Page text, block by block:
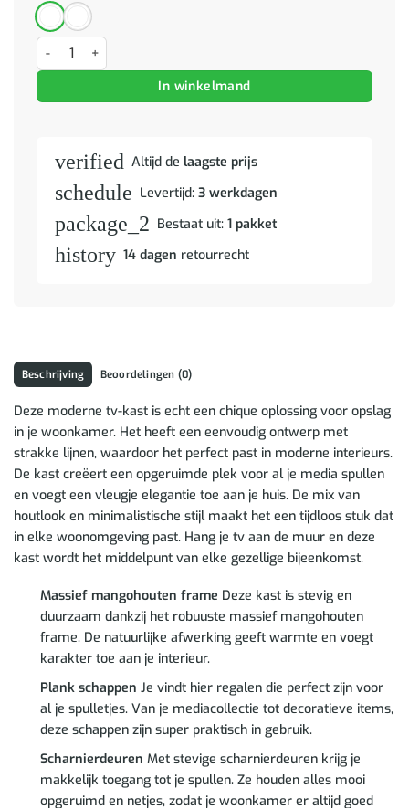
TV-kast met plank Acacia Bruine Afwerking 105 x 33,5 x 46 cm
In winkelmand
verified Altijd de laagste prijs
schedule Levertijd: 3 werkdagen
package_2 Bestaat uit: 1 pakket
history 14 dagen retourrecht
Beschrijving Beoordelingen (0)
Deze moderne tv-kast is echt een chique oplossing voor opslag
in je woonkamer. Het heeft een eenvoudig ontwerp met
strakke lijnen, waardoor het perfect past in moderne interieurs.
De kast creëert een opgeruimde plek voor al je media spullen
en voegt een vleugje elegantie toe aan je huis. De mix van
houtlook en minimalistische stijl maakt het een tijdloos stuk dat
in elke woonomgeving past. Hang je tv aan de muur en deze
kast wordt het middelpunt van elke gezellige bijeenkomst.
Massief mangohouten frame Deze kast is stevig en
duurzaam dankzij het robuuste massief mangohouten
frame. De natuurlijke afwerking geeft warmte en voegt
karakter toe aan je interieur.
Plank schappen Je vindt hier regalen die perfect zijn voor
al je spulletjes. Van je mediacollectie tot decoratieve items,
deze schappen zijn super praktisch in gebruik.
Scharnierdeuren Met stevige scharnierdeuren krijg je
makkelijk toegang tot je spullen. Ze houden alles mooi
opgeruimd en netjes, zodat je woonkamer er altijd goed